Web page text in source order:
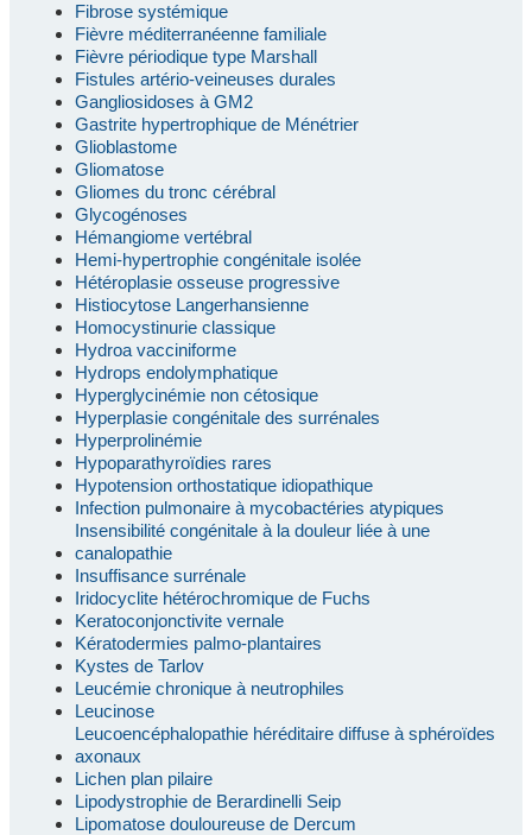
Fibrose systémique
Fièvre méditerranéenne familiale
Fièvre périodique type Marshall
Fistules artério-veineuses durales
Gangliosidoses à GM2
Gastrite hypertrophique de Ménétrier
Glioblastome
Gliomatose
Gliomes du tronc cérébral
Glycogénoses
Hémangiome vertébral
Hemi-hypertrophie congénitale isolée
Hétéroplasie osseuse progressive
Histiocytose Langerhansienne
Homocystinurie classique
Hydroa vacciniforme
Hydrops endolymphatique
Hyperglycinémie non cétosique
Hyperplasie congénitale des surrénales
Hyperprolinémie
Hypoparathyroïdies rares
Hypotension orthostatique idiopathique
Infection pulmonaire à mycobactéries atypiques
Insensibilité congénitale à la douleur liée à une
canalopathie
Insuffisance surrénale
Iridocyclite hétérochromique de Fuchs
Keratoconjonctivite vernale
Kératodermies palmo-plantaires
Kystes de Tarlov
Leucémie chronique à neutrophiles
Leucinose
Leucoencéphalopathie héréditaire diffuse à sphéroïdes
axonaux
Lichen plan pilaire
Lipodystrophie de Berardinelli Seip
Lipomatose douloureuse de Dercum